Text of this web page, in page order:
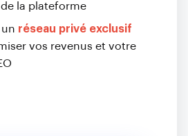
la plateforme
réseau privé exclusif
vos revenus et votre